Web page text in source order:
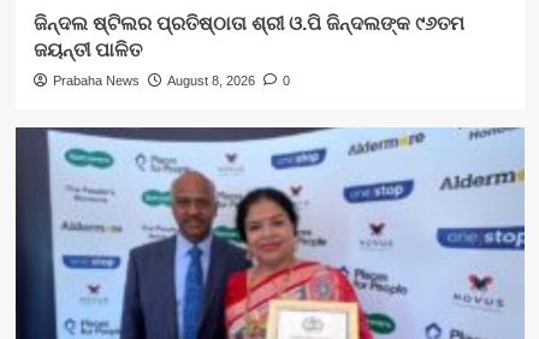
ଜିନ୍ଦଲ ଷ୍ଟିଲର ପ୍ରତିଷ୍ଠାତା ଶ୍ରୀ ଓ.ପି ଜିନ୍ଦଲଙ୍କ ୯୬ତମ
ଜୟନ୍ତୀ ପାଳିତ
Prabaha News August 8, 2026 0